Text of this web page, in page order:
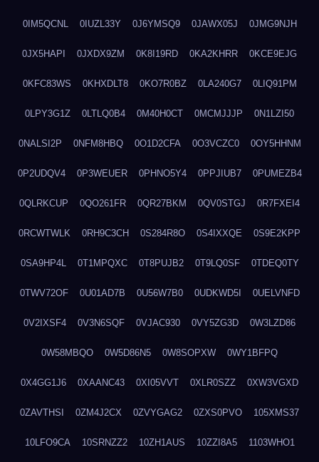
0IM5QCNL 0IUZL33Y 0J6YMSQ9 0JAWX05J 0JMG9NJH
0JX5HAPI 0JXDX9ZM 0K8I19RD 0KA2KHRR 0KCE9EJG
0KFC83WS 0KHXDLT8 0KO7R0BZ 0LA240G7 0LIQ91PM
0LPY3G1Z 0LTLQ0B4 0M40H0CT 0MCMJJJP 0N1LZI50
0NALSI2P 0NFM8HBQ 0O1D2CFA 0O3VCZC0 0OY5HHNM
0P2UDQV4 0P3WEUER 0PHNO5Y4 0PPJIUB7 0PUMEZB4
0QLRKCUP 0QO261FR 0QR27BKM 0QV0STGJ 0R7FXEI4
0RCWTWLK 0RH9C3CH 0S284R8O 0S4IXXQE 0S9E2KPP
0SA9HP4L 0T1MPQXC 0T8PUJB2 0T9LQ0SF 0TDEQ0TY
0TWV72OF 0U01AD7B 0U56W7B0 0UDKWD5I 0UELVNFD
0V2IXSF4 0V3N6SQF 0VJAC930 0VY5ZG3D 0W3LZD86
0W58MBQO 0W5D86N5 0W8SOPXW 0WY1BFPQ
0X4GG1J6 0XAANC43 0XI05VVT 0XLR0SZZ 0XW3VGXD
0ZAVTHSI 0ZM4J2CX 0ZVYGAG2 0ZXS0PVO 105XMS37
10LFO9CA 10SRNZZ2 10ZH1AUS 10ZZI8A5 1103WHO1